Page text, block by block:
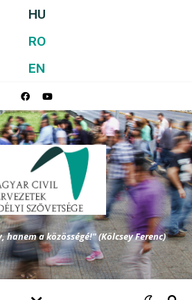
HU
RO
EN
hanem a közösségé!" (Kölcsey Ferenc)